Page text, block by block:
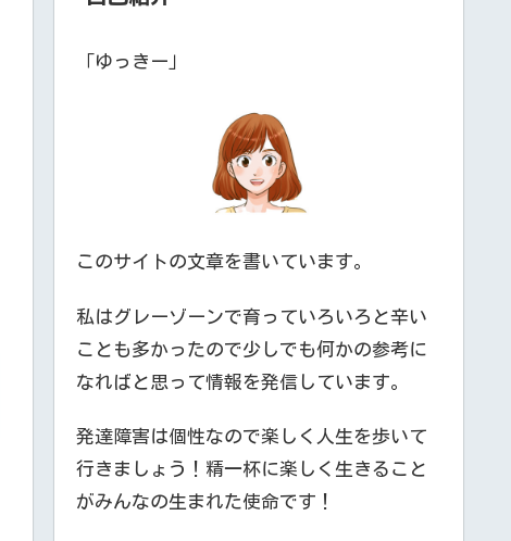
「ゆっきー」
このサイトの文章を書いています。
私はグレーゾーンで育っていろいろと辛い
ことも多かったので少しでも何かの参考に
なればと思って情報を発信しています。
発達障害は個性なので楽しく人生を歩いて
行きましょう！精一杯に楽しく生きること
がみんなの生まれた使命です！